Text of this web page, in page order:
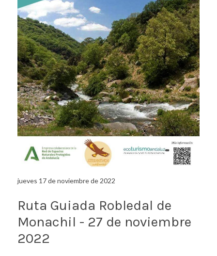
jueves 17 de noviembre de 2022
Ruta Guiada Robledal de
Monachil - 27 de noviembre
2022